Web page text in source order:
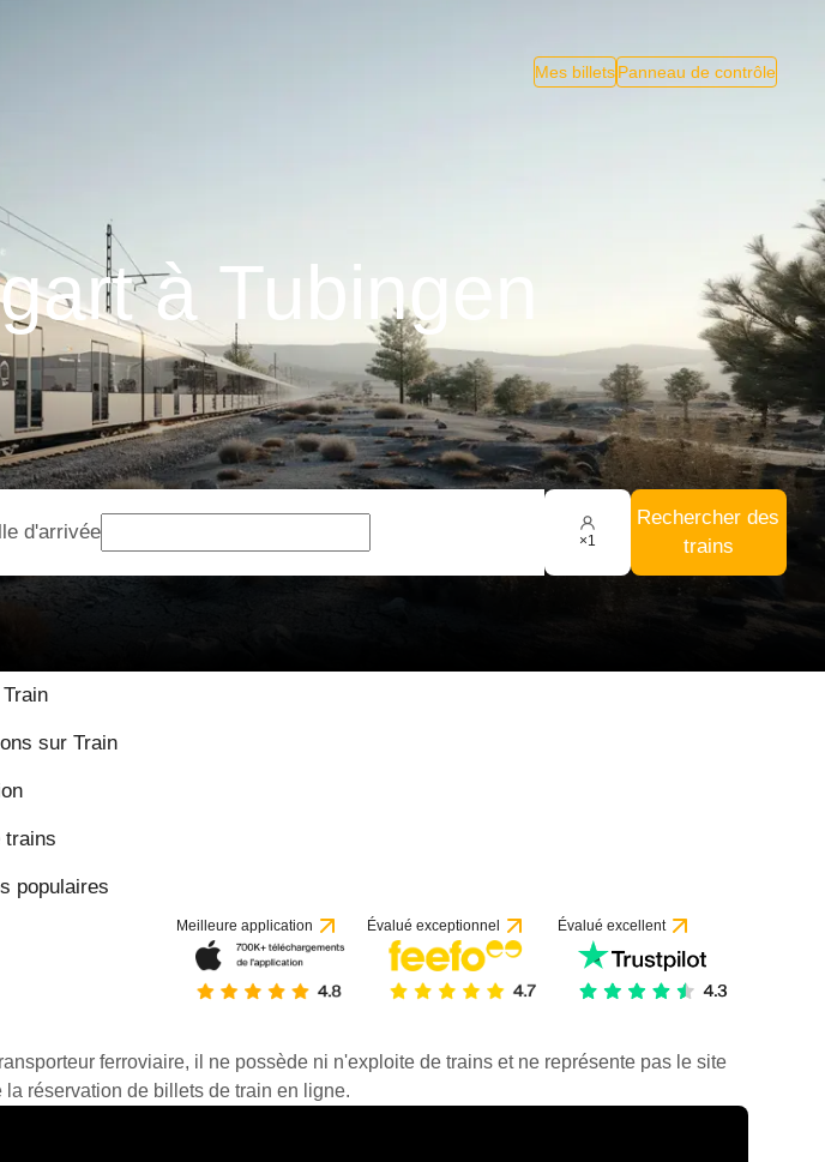
Mes billetsPanneau de contrôle
à Tubingen
d'arrivée ×1
Rechercher des
trains
sur Train
trains
populaires
Meilleure application Évalué exceptionnel Évalué excellent
ferroviaire, il ne possède ni n'exploite de trains et ne représente pas le site
réservation de billets de train en ligne.